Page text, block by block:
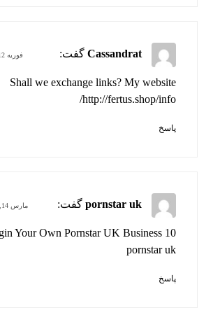
Cassandrat گفت: فوریه 12, 2024 در 8:21 ب.ظ
Shall we exchange links? My website
http://fertus.shop/info/
پاسخ
pornstar uk گفت: مارس 14, 2024 در 11:29 ب.ظ
10 Steps To Begin Your Own Pornstar UK Business
pornstar uk
پاسخ